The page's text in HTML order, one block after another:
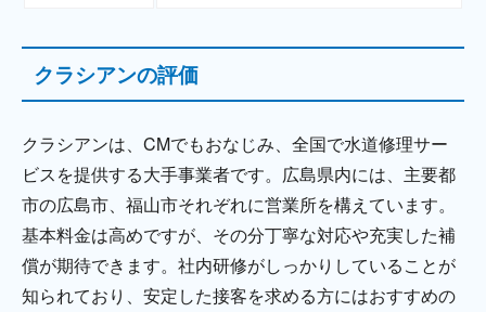
クラシアンの評価
クラシアンは、CMでもおなじみ、全国で水道修理サー
ビスを提供する大手事業者です。広島県内には、主要都
市の広島市、福山市それぞれに営業所を構えています。
基本料金は高めですが、その分丁寧な対応や充実した補
償が期待できます。社内研修がしっかりしていることが
知られており、安定した接客を求める方にはおすすめの